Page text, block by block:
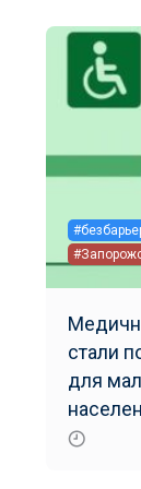
стали
для